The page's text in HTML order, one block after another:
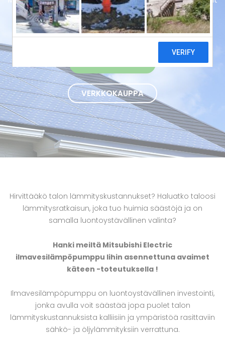
ja energiatehokkaat ilmavesilämpöpumput avaimet
käteen -periaatteella Iissä.
VERKKOKAUPPA
Hirvittääkö talon lämmityskustannukset? Haluatko taloosi
lämmitysratkaisun, joka tuo huimia säästöjä ja on
samalla luontoystävällinen valinta?
Hanki meiltä Mitsubishi Electric
ilmavesilämpöpumppu Iihin asennettuna avaimet
käteen -toteutuksella !
Ilmavesilämpöpumppu on luontoystävällinen investointi,
jonka avulla voit säästää jopa puolet talon
lämmityskustannuksista kalliisiin ja ympäristöä rasittaviin
sähkö- ja öljylämmityksiin verrattuna.